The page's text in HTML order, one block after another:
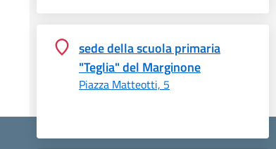
sede della scuola primaria
"Teglia" del Marginone
Piazza Matteotti, 5